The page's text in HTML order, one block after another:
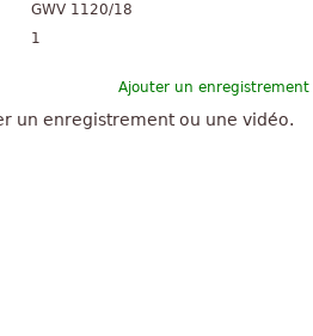
GWV 1120/18
1
Ajouter un enregistrement
un enregistrement ou une vidéo.